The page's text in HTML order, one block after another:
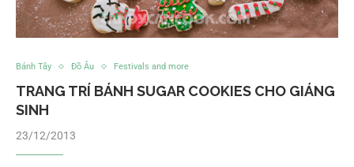
Bánh Tây Đồ Âu Festivals and more
TRANG TRÍ BÁNH SUGAR COOKIES CHO GIÁNG
SINH
23/12/2013